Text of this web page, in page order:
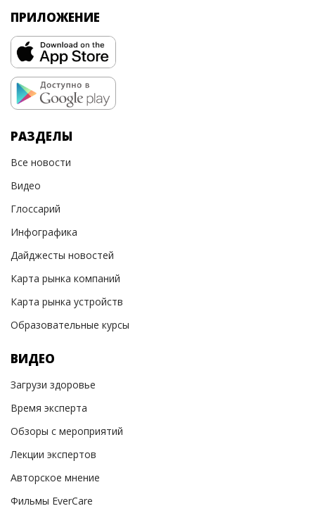
ПРИЛОЖЕНИЕ
РАЗДЕЛЫ
Все новости
Видео
Глоссарий
Инфографика
Дайджесты новостей
Карта рынка компаний
Карта рынка устройств
Образовательные курсы
ВИДЕО
Загрузи здоровье
Время эксперта
Обзоры с мероприятий
Лекции экспертов
Авторское мнение
Фильмы EverCare